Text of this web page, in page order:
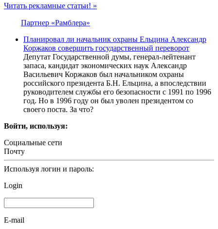
Читать рекламные статьи! »
Партнер «Рамблера»
Планировал ли начальник охраны Ельцина Александр
Коржаков совершить государственный переворот
Депутат Государственной думы, генерал-лейтенант
запаса, кандидат экономических наук Александр
Васильевич Коржаков был начальником охраны
российского президента Б.Н. Ельцина, а впоследствии
руководителем службы его безопасности с 1991 по 1996
год. Но в 1996 году он был уволен президентом со
своего поста. За что?
Войти, используя:
Социальные сети
Почту
Используя логин и пароль:
Login
E-mail